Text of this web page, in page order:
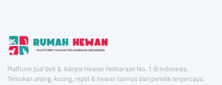
Platform Jual Beli & Adopsi Hewan Peliharaan No. 1 di Indonesia.
Temukan anjing, kucing, reptil & hewan lainnya dari pemilik terpercaya.